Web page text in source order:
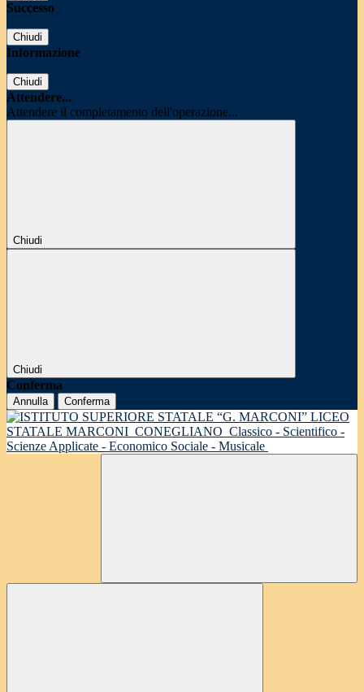
Successo
Chiudi
Informazione
Chiudi
Attendere...
Attendere il completamento dell'operazione...
Chiudi
Chiudi
Conferma
Annulla Conferma
LICEO
STATALE MARCONI CONEGLIANO Classico - Scientifico -
Scienze Applicate - Economico Sociale - Musicale